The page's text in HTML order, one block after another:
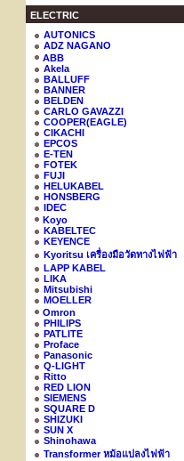
ELECTRIC
AUTONICS
ADZ NAGANO
ABB
Akela
BALLUFF
BANNER
BELDEN
CARLO GAVAZZI
COOPER(EAGLE)
CIKACHI
EPCOS
E-TEN
FOTEK
FUJI
HELUKABEL
HONSBERG
IDEC
Koyo
KABELTEC
KEYENCE
Kyoritsu เครื่องมือวัดทางไฟฟ้า
LAPP KABEL
LIKA
Mitsubishi
MOELLER
Omron
PHILIPS
PATLITE
Proface
Panasonic
Q-LIGHT
Ritto
RED LION
SIEMENS
SQUARE D
SHIZUKI
SUN X
Shinohawa
Transformer หม้อแปลงไฟฟ้า